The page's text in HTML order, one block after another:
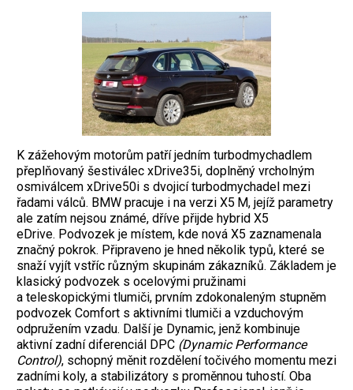
K zážehovým motorům patří jedním turbodmychadlem
přeplňovaný šestiválec xDrive35i, doplněný vrcholným
osmiválcem xDrive50i s dvojicí turbodmychadel mezi
řadami válců. BMW pracuje i na verzi X5 M, jejíž parametry
ale zatím nejsou známé, dříve přijde hybrid X5
eDrive. Podvozek je místem, kde nová X5 zaznamenala
značný pokrok. Připraveno je hned několik typů, které se
snaží vyjít vstříc různým skupinám zákazníků. Základem je
klasický podvozek s ocelovými pružinami
a teleskopickými tlumiči, prvním zdokonaleným stupněm
podvozek Comfort s aktivními tlumiči a vzduchovým
odpružením vzadu. Další je Dynamic, jenž kombinuje
aktivní zadní diferenciál DPC (Dynamic Performance
Control), schopný měnit rozdělení točivého momentu mezi
zadními koly, a stabilizátory s proměnnou tuhostí. Oba